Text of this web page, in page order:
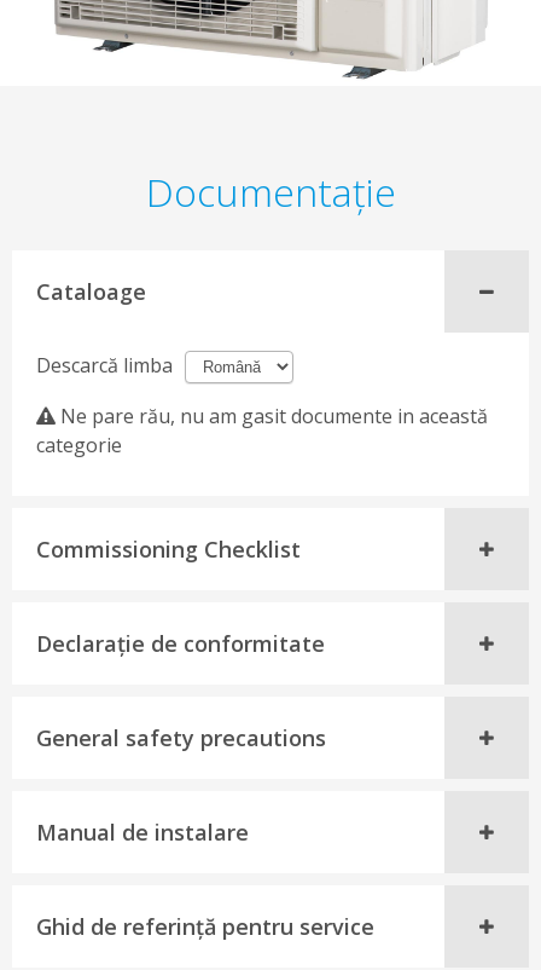
Documentaţie
Cataloage
Descarcă limba
Ne pare rău, nu am gasit documente in această
categorie
Commissioning Checklist
Declaraţie de conformitate
General safety precautions
Manual de instalare
Ghid de referinţă pentru service